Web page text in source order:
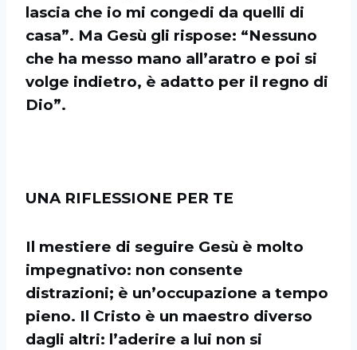
lascia che io mi congedi da quelli di
casa”. Ma Gesù gli rispose: “Nessuno
che ha messo mano all’aratro e poi si
volge indietro, è adatto per il regno di
Dio”.
UNA RIFLESSIONE PER TE
Il mestiere di seguire Gesù è molto
impegnativo: non consente
distrazioni; è un’occupazione a tempo
pieno. Il Cristo è un maestro diverso
dagli altri: l’aderire a lui non si